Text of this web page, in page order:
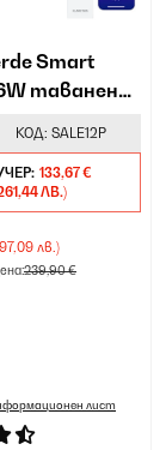
Smart
таванен
клен
КОД: SALE12P
133,67 €
ЛВ.)
лв.)
239,90 €
лист